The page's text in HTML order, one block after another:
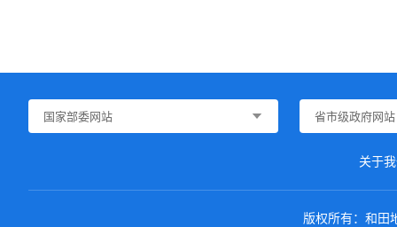
国家部委网站 省市级政府网站
关于
版权所有：和田